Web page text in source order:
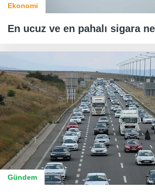
Ekonomi
En ucuz ve en pahalı sigara
Gündem